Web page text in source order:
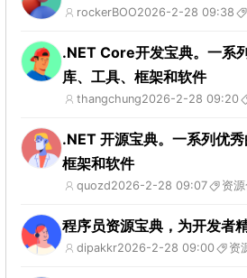
rockerBOO2026-2-28 09:38
.NET Core开发宝典。一系
库、工具、框架和软件
thangchung2026-2-28 09:20
.NET 开源宝典。一系列优秀
框架和软件
quozd2026-2-28 09:07 资
程序员资源宝典，为开发者
dipakkr2026-2-28 09:00 资